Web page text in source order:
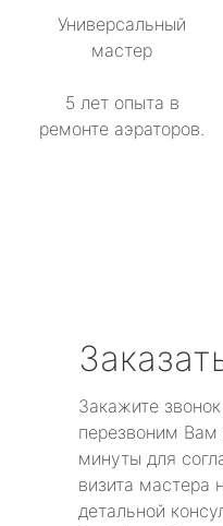
Универсальный
мастер
5 лет опыта в
ремонте аэраторов.
Закажите
перезвоним Вам
минуты для
визита мастера
детальной